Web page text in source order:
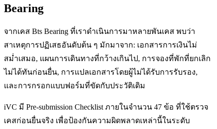
Bearing
จากเคส Bts Bearing ที่เราดำเนินการมาหลายพันเคส พบว่า
สาเหตุการปฏิเสธอันดับต้น ๆ มักมาจาก: เอกสารการเงินไม่
สม่ำเสมอ, แผนการเดินทางที่กว้างเกินไป, การจองที่พักที่ยกเลิก
ไม่ได้ทันก่อนยื่น, การแปลเอกสารโดยผู้ไม่ได้รับการรับรอง,
และการกรอกแบบฟอร์มที่ขัดกับประวัติเดิม
iVC มี Pre-submission Checklist ภายในจำนวน 47 ข้อ ที่ใช้ตรวจ
เคสก่อนยื่นจริง เพื่อป้องกันความผิดพลาดเหล่านี้ในระดับ